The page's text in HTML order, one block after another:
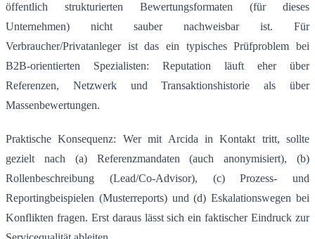
öffentlich strukturierten Bewertungsformaten (für dieses
Unternehmen) nicht sauber nachweisbar ist. Für
Verbraucher/Privatanleger ist das ein typisches Prüfproblem bei
B2B-orientierten Spezialisten: Reputation läuft eher über
Referenzen, Netzwerk und Transaktionshistorie als über
Massenbewertungen.
Praktische Konsequenz: Wer mit Arcida in Kontakt tritt, sollte
gezielt nach (a) Referenzmandaten (auch anonymisiert), (b)
Rollenbeschreibung (Lead/Co-Advisor), (c) Prozess- und
Reportingbeispielen (Musterreports) und (d) Eskalationswegen bei
Konflikten fragen. Erst daraus lässt sich ein faktischer Eindruck zur